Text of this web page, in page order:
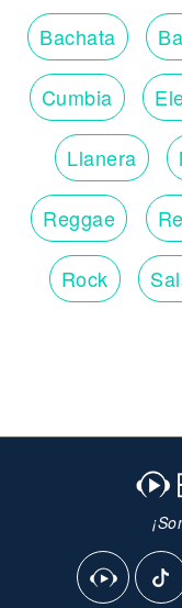
Bachata
Cumbia
Llanera
Reggae
Rock